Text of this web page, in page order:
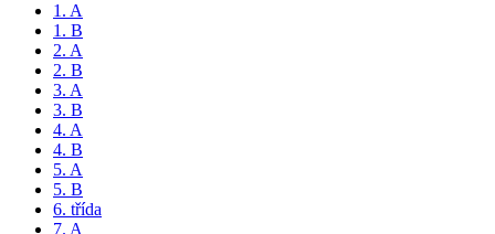
1. A
1. B
2. A
2. B
3. A
3. B
4. A
4. B
5. A
5. B
6. třída
7. A